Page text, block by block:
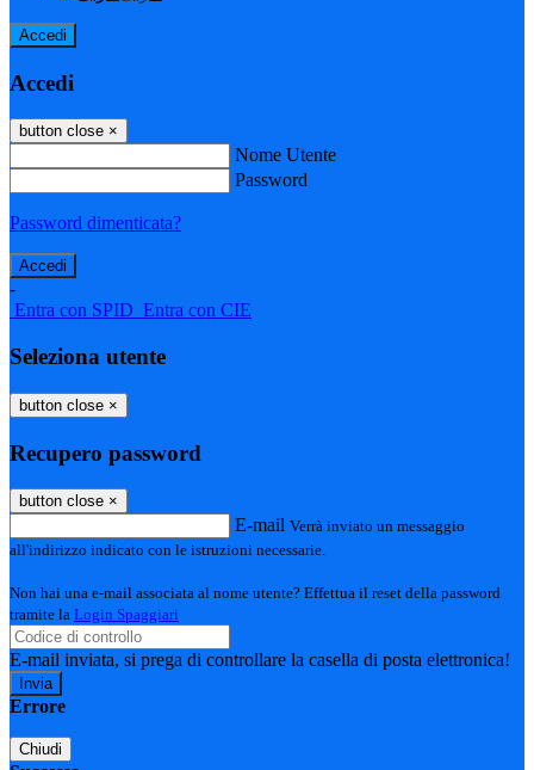
Accedi
Accedi
button close ×
Nome Utente
Password
Password dimenticata?
-
Entra con SPID Entra con CIE
Seleziona utente
button close ×
Recupero password
button close ×
E-mail Verrà inviato un messaggio
all'indirizzo indicato con le istruzioni necessarie.
Non hai una e-mail associata al nome utente? Effettua il reset della password
tramite la Login Spaggiari
E-mail inviata, si prega di controllare la casella di posta elettronica!
Errore
Chiudi